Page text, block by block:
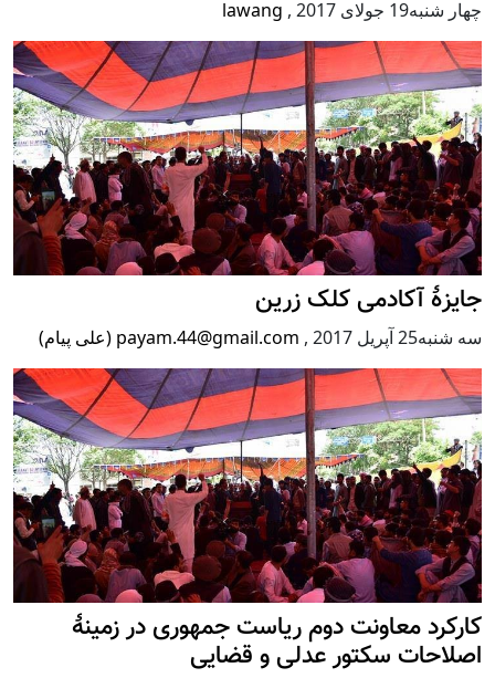
چهار شنبه19 جولای 2017 ,
lawang
جایزۀ آکادمی کلک زرین
سه شنبه25 آپریل 2017 , payam.44@gmail.com (علی پیام)
کارکرد معاونت دوم ریاست جمهوری در زمینۀ
اصلاحات سکتور عدلی و قضایی